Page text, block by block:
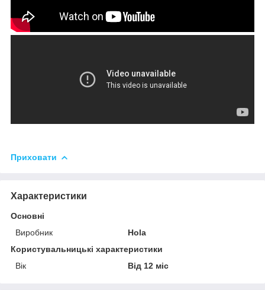
Приховати
Характеристики
Основні
Виробник
Hola
Користувальницькі характеристики
Вік
Від 12 міс